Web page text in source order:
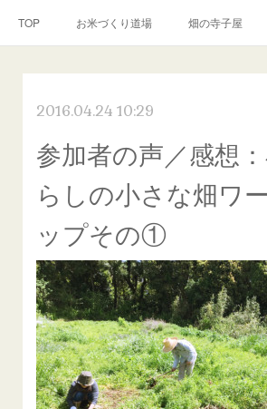
TOP お米づくり道場 畑の寺子屋
お問い合わせ リンク(SNS)
2016.04.24 10:29
参加者の声／感想
らしの小さな畑ワ
ップその①